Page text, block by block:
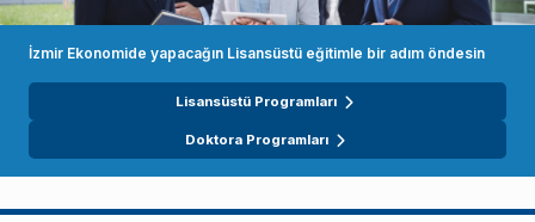
İzmir Ekonomide yapacağın Lisansüstü eğitimle bir adım öndesin
Lisansüstü Programları
Doktora Programları